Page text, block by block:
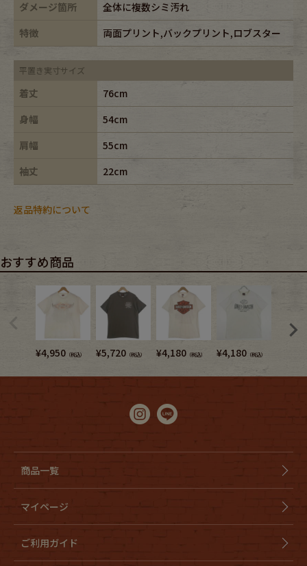
ダメージ箇所
全体に複数シミ汚れ
特徴
両面プリント,バックプリント,ロブスター
平置き実寸サイズ
着丈
76cm
身幅
54cm
肩幅
55cm
袖丈
22cm
返品特約について
おすすめ商品
¥4,950 （税込） ¥5,720 （税込） ¥4,180 （税込） ¥4,180 （税込）
商品一覧
マイページ
ご利用ガイド